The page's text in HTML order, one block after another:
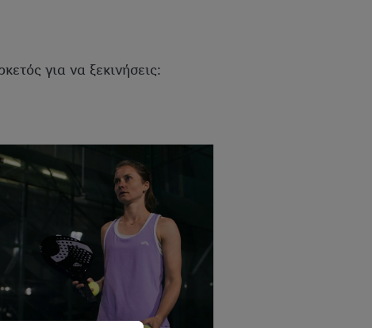
για να ξεκινήσεις: